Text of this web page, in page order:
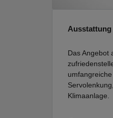
Das Angebot
Klimaanlage.